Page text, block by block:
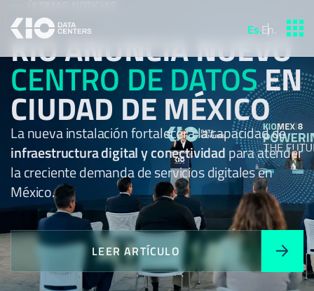
Es.En.
KIO ANUNCIA NUEVO
CENTRO DE DATOSEN
CIUDAD DE MÉXICO
La nueva instalación fortalecerá la capacidad de
infraestructura digital y conectividadpara atender
la creciente demanda de servicios digitales en
México.
LEER ARTÍCULO